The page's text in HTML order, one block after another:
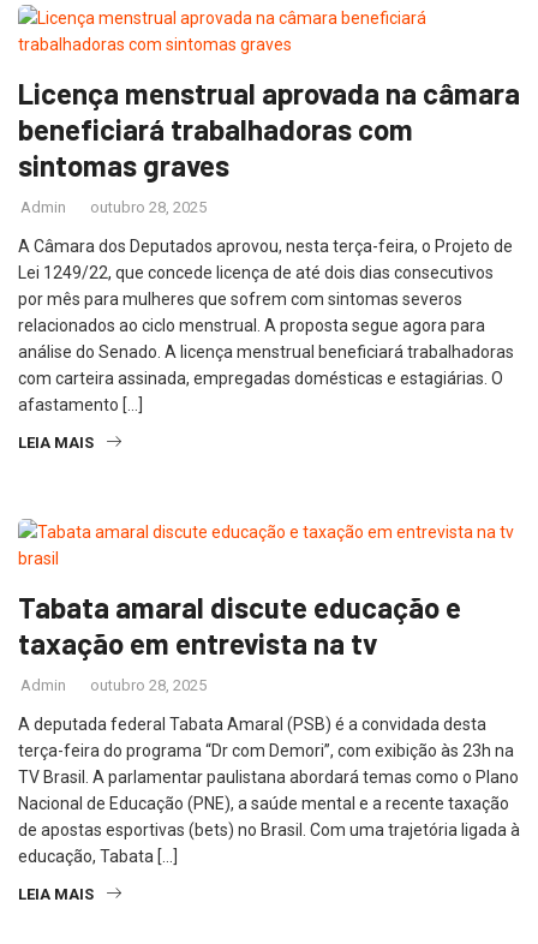
Licença menstrual aprovada na câmara
beneficiará trabalhadoras com
sintomas graves
Admin outubro 28, 2025
A Câmara dos Deputados aprovou, nesta terça-feira, o Projeto de
Lei 1249/22, que concede licença de até dois dias consecutivos
por mês para mulheres que sofrem com sintomas severos
relacionados ao ciclo menstrual. A proposta segue agora para
análise do Senado. A licença menstrual beneficiará trabalhadoras
com carteira assinada, empregadas domésticas e estagiárias. O
afastamento […]
LEIA MAIS
Tabata amaral discute educação e
taxação em entrevista na tv
Admin outubro 28, 2025
A deputada federal Tabata Amaral (PSB) é a convidada desta
terça-feira do programa “Dr com Demori”, com exibição às 23h na
TV Brasil. A parlamentar paulistana abordará temas como o Plano
Nacional de Educação (PNE), a saúde mental e a recente taxação
de apostas esportivas (bets) no Brasil. Com uma trajetória ligada à
educação, Tabata […]
LEIA MAIS